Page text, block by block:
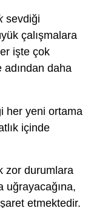
sevdiği
çalışmalara
işte çok
adından daha
her yeni ortama
içinde
zor durumlara
uğrayacağına,
etmektedir.